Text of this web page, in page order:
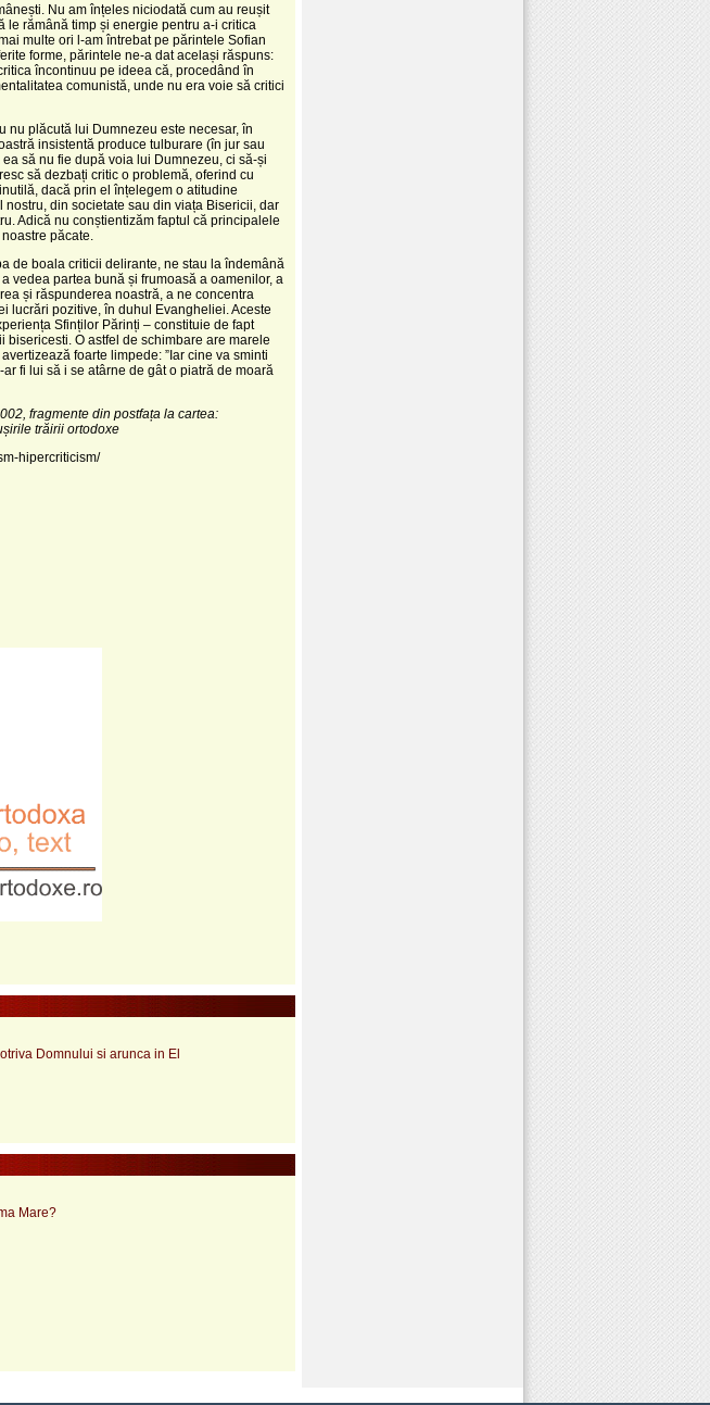
Nu am înțeles niciodată cum au reușit
le rămână timp și energie pentru a-i critica
multe ori l-am întrebat pe părintele Sofian
forme, părintele ne-a dat același răspuns:
încontinuu pe ideea că, procedând în
comunistă, unde nu era voie să critici
nu plăcută lui Dumnezeu este necesar, în
insistentă produce tulburare (în jur sau
să nu fie după voia lui Dumnezeu, ci să-și
să dezbați critic o problemă, oferind cu
dacă prin el înțelegem o atitudine
din societate sau din viața Bisericii, dar
Adică nu conștientizăm faptul că principalele
păcate.
de boala criticii delirante, ne stau la îndemână
vedea partea bună și frumoasă a oamenilor, a
și răspunderea noastră, a ne concentra
lucrări pozitive, în duhul Evangheliei. Aceste
Sfinților Părinți – constituie de fapt
O astfel de schimbare are marele
foarte limpede: ”Iar cine va sminti
fi lui să i se atârne de gât o piatră de moară
fragmente din postfața la cartea:
trăirii ortodoxe
hipercriticism/
Domnului si arunca in El
Mare?